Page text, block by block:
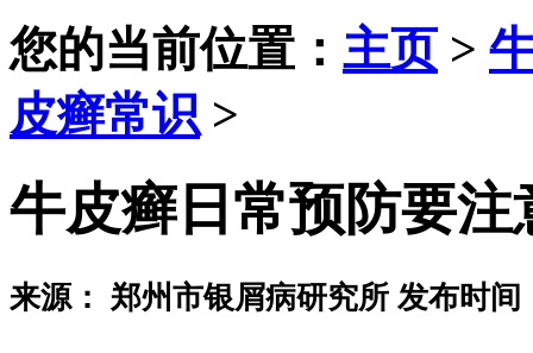
您的当前位置： 主页>
皮癣常识 >
牛皮癣日常预防要注
来源： 郑州市银屑病研究所 发布时间